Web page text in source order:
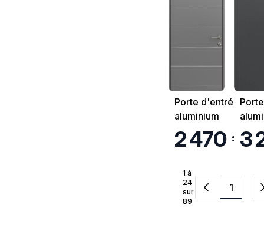
Porte d'entrée
aluminium
K.Line Hygie
2 470 €3
1 à
24
sur
89
1